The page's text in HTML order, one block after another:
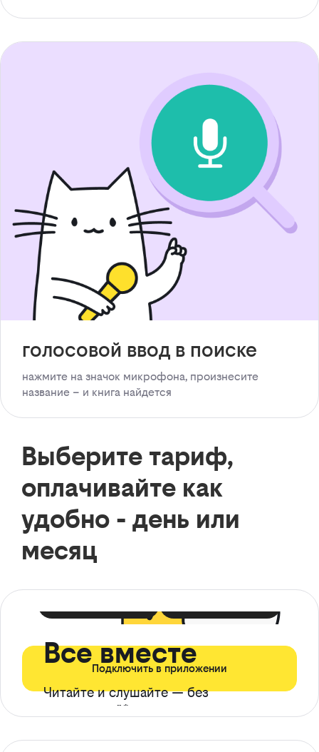
голосовой ввод в поиске
нажмите на значок микрофона, произнесите
название – и книга найдется
Выберите тариф,
оплачивайте как
удобно - день или
месяц
Все вместе
Читайте и слушайте — без
ограничений*
Подключить в приложении